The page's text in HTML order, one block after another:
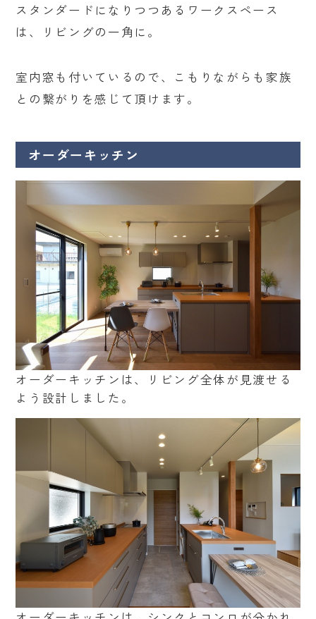
スタンダードになりつつあるワークスペース
は、リビングの一角に。
室内窓も付いているので、こもりながらも家族
との繋がりを感じて頂けます。
オーダーキッチン
オーダーキッチンは、リビング全体が見渡せる
よう設計しました。